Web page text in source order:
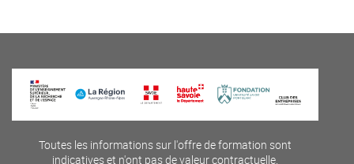
Toutes les informations sur l'offre de formation sont
indicatives et n'ont pas de valeur contractuelle.